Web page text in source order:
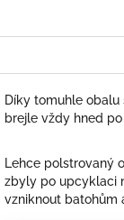
Díky tomuhle
brejle vždy hned
Lehce polstrovaný
zbyly po upcyklaci
vzniknout batohům